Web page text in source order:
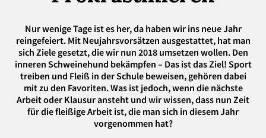
Nur wenige Tage ist es her, da haben wir ins neue Jahr
reingefeiert. Mit Neujahrsvorsätzen ausgestattet, hat man
sich Ziele gesetzt, die wir nun 2018 umsetzen wollen. Den
inneren Schweinehund bekämpfen – Das ist das Ziel! Sport
treiben und Fleiß in der Schule beweisen, gehören dabei
mit zu den Favoriten. Was ist jedoch, wenn die nächste
Arbeit oder Klausur ansteht und wir wissen, dass nun Zeit
für die fleißige Arbeit ist, die man sich in diesem Jahr
vorgenommen hat?